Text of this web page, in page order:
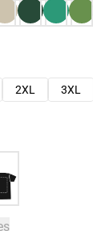
2XL 3XL